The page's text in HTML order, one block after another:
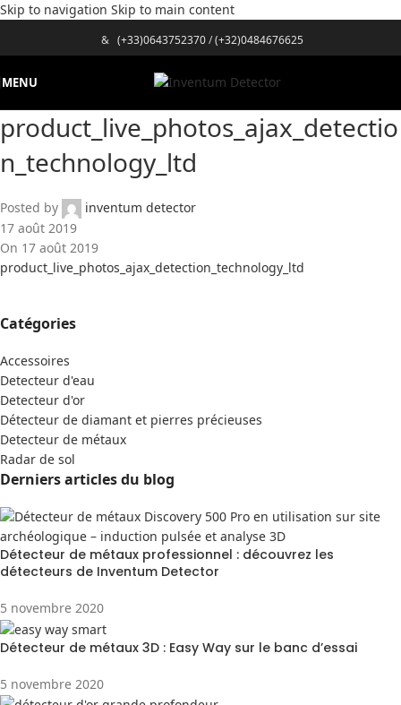
Skip to navigation Skip to main content
& (+33)0643752370/(+32)0484676625
MENU
product_live_photos_ajax_detectio
n_technology_ltd
Posted by
inventum detector
17 août 2019
On 17 août 2019
product_live_photos_ajax_detection_technology_ltd
Catégories
Accessoires
Detecteur d'eau
Detecteur d'or
Détecteur de diamant et pierres précieuses
Detecteur de métaux
Radar de sol
Derniers articles du blog
Détecteur de métaux professionnel : découvrez les
détecteurs de Inventum Detector
5 novembre 2020
Détecteur de métaux 3D : Easy Way sur le banc d’essai
5 novembre 2020